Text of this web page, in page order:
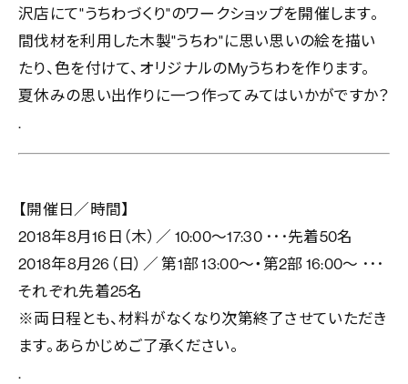
沢店にて"うちわづくり"のワークショップを開催します。
間伐材を利用した木製"うちわ"に思い思いの絵を描い
たり、色を付けて、オリジナルのMyうちわを作ります。
夏休みの思い出作りに一つ作ってみてはいかがですか？
.
【開催日／時間】
2018年8月16日（木）／ 10:00～17:30 ･･･先着50名
2018年8月26（日）／ 第1部 13:00～・第2部 16:00～ ･･･
それぞれ先着25名
※両日程とも、材料がなくなり次第終了させていただき
ます。あらかじめご了承ください。
.